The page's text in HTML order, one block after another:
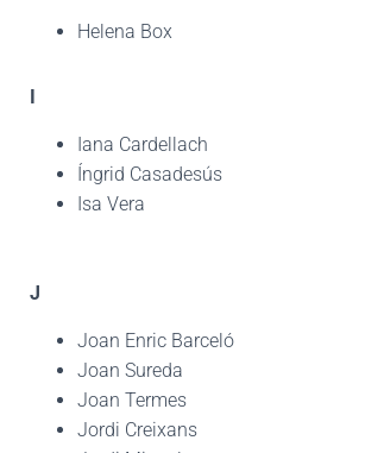
Helena Box
Iana Cardellach
Íngrid Casadesús
Isa Vera
J
Joan Enric Barceló
Joan Sureda
Joan Termes
Jordi Creixans